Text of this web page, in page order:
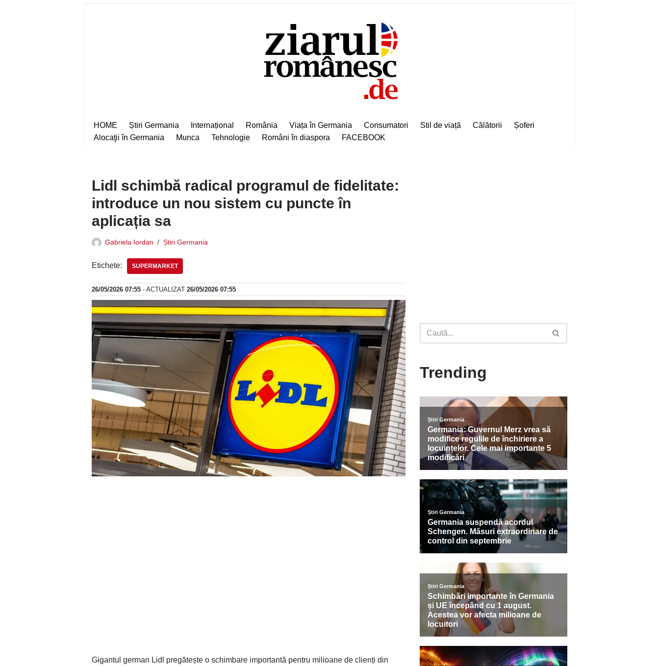
HOME Știri Germania Internațional România Viața în Germania Consumatori Stil de viață Călătorii
Șoferi
Alocaţii în Germania
Munca Tehnologie Români în diaspora FACEBOOK
Lidl schimbă radical programul de fidelitate:
introduce un nou sistem cu puncte în
aplicația sa
Gabriela Iordan Știri Germania
Etichete: SUPERMARKET
26/05/2026 07:55 - ACTUALIZAT 26/05/2026 07:55
Gigantul german Lidl pregătește o schimbare importantă pentru milioane de clienți din
Trending